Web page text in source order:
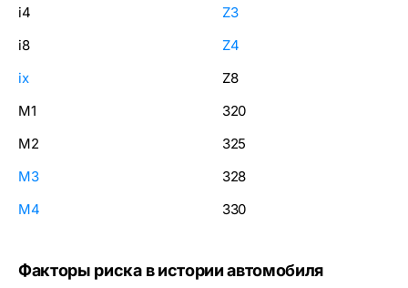
i4
i8
ix
M1
M2
M3
M4
Z3
Z4
Z8
320
325
328
330
Факторы риска в истории автомобиля